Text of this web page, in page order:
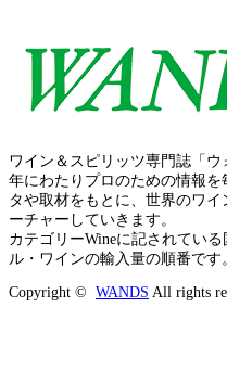
ワイン＆スピリッツ専門誌「ウ
年にわたりプロのための情報
タや取材をもとに、世界のワ
ーチャーしていきます。
カテゴリーWineに記されてい
ル・ワインの輸入量の順番です
Copyright © WANDS All rights